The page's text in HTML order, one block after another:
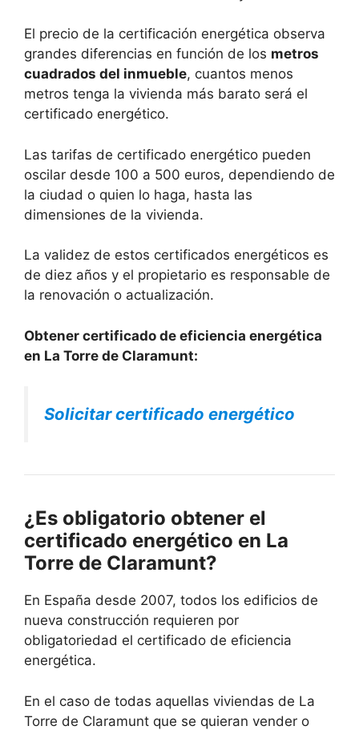
El precio de la certificación energética observa
grandes diferencias en función de los metros
cuadrados del inmueble, cuantos menos
metros tenga la vivienda más barato será el
certificado energético.
Las tarifas de certificado energético pueden
oscilar desde 100 a 500 euros, dependiendo de
la ciudad o quien lo haga, hasta las
dimensiones de la vivienda.
La validez de estos certificados energéticos es
de diez años y el propietario es responsable de
la renovación o actualización.
Obtener certificado de eficiencia energética
en La Torre de Claramunt:
Solicitar certificado energético
¿Es obligatorio obtener el
certificado energético en La
Torre de Claramunt?
En España desde 2007, todos los edificios de
nueva construcción requieren por
obligatoriedad el certificado de eficiencia
energética.
En el caso de todas aquellas viviendas de La
Torre de Claramunt que se quieran vender o